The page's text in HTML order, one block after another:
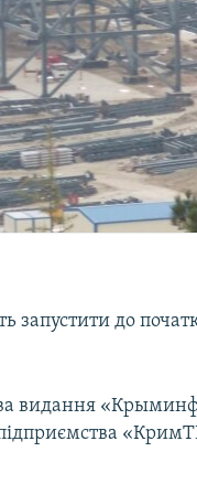
запустити до
видання